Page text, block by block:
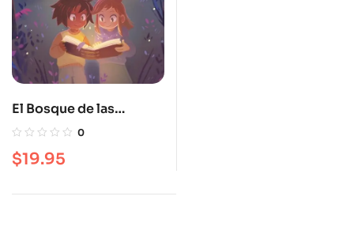
El Bosque de las
emociones / The Forest
Edition)
0
$19.95